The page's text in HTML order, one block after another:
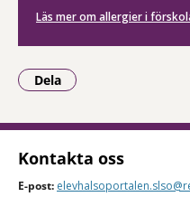
Läs mer om allergier i
Dela
- Klicka för att öppna
Kontakta oss
E-post: